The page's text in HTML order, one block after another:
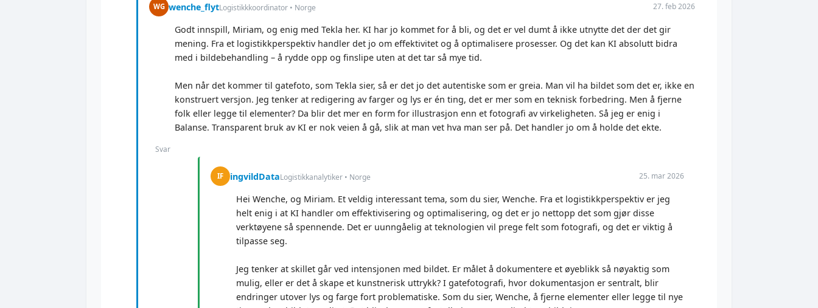
WG wenche_flytLogistikkkoordinator • Norge 27. feb 2026
Godt innspill, Miriam, og enig med Tekla her. KI har jo kommet for å bli, og det er vel dumt å ikke utnytte det der det gir
mening. Fra et logistikkperspektiv handler det jo om effektivitet og å optimalisere prosesser. Og det kan KI absolutt bidra
med i bildebehandling – å rydde opp og finslipe uten at det tar så mye tid.
Men når det kommer til gatefoto, som Tekla sier, så er det jo det autentiske som er greia. Man vil ha bildet som det er, ikke en
konstruert versjon. Jeg tenker at redigering av farger og lys er én ting, det er mer som en teknisk forbedring. Men å fjerne
folk eller legge til elementer? Da blir det mer en form for illustrasjon enn et fotografi av virkeligheten. Så jeg er enig i
Balanse. Transparent bruk av KI er nok veien å gå, slik at man vet hva man ser på. Det handler jo om å holde det ekte.
Svar
IF ingvildDataLogistikkanalytiker • Norge 25. mar 2026
Hei Wenche, og Miriam. Et veldig interessant tema, som du sier, Wenche. Fra et logistikkperspektiv er jeg
helt enig i at KI handler om effektivisering og optimalisering, og det er jo nettopp det som gjør disse
verktøyene så spennende. Det er uunngåelig at teknologien vil prege felt som fotografi, og det er viktig å
tilpasse seg.
Jeg tenker at skillet går ved intensjonen med bildet. Er målet å dokumentere et øyeblikk så nøyaktig som
mulig, eller er det å skape et kunstnerisk uttrykk? I gatefotografi, hvor dokumentasjon er sentralt, blir
endringer utover lys og farge fort problematiske. Som du sier, Wenche, å fjerne elementer eller legge til nye